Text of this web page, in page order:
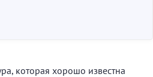
которая хорошо известна